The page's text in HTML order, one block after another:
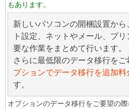
もあります。
新しいパソコンの開梱設置か
ト設定、ネットやメール、プ
要な作業をまとめて行います。
さらに最低限のデータ移行をご
プションでデータ移行を追加
す。
オプションのデータ移行をご要望の